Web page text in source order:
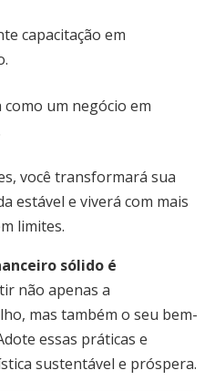
capacitação em
um negócio em
você transformará sua
estável e viverá com mais
limites.
sólido é
não apenas a
mas também o seu bem-
essas práticas e
sustentável e próspera.